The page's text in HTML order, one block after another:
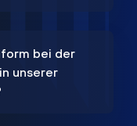
bei der
unserer